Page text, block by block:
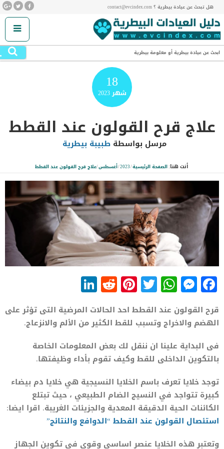
هل تبحث عن عيادة بيطرية ؟ contact@evcindex.com
ابحث عن عيادة بيطرية أو معلومة بيطرية
18
شهر2023
علاج قرح القولون عند القطط
مرسل بواسطة طبيبة بيطرية
أنت هنا:الصفحة الرئيسية/
2023
/أغسطس/علاج قرح القولون عند القطط
Facebook
Messenger
WhatsApp
Twitter
Pinterest
Reddit
قرح القولون عند القطط احد الحالات المرضية التى تؤثر على
الهضم والاخراج وتسبب للقط الكثير من الألم والانزعاج.
فى البداية علينا ان ننقل لك بعض المعلومات الخاصة
بالتكوين الداخلى للقط وكيف تقوم بأداء وظيفتها.
توجد خلايا تعرف باسم الخلايا النسيجية هي خلايا دم بيضاء
كبيرة تتواجد في النسيج الضام الطبيعي ، حيث تبتلع
الكائنات الحية الدقيقة المعدية والجزيئات الغريبة. اقرا ايضا:
استئصال القولون عند القطط “الدوافع والنتائج”
وتعتبر هذه الخلايا عنصر اساسى وقوى فى تكوين الجهاز